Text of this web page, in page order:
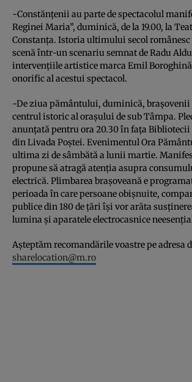
-Constănţenii au parte de spectacolul
Reginei Maria”, duminică, de la 19.00, la
Constanţa. Istoria ultimului secol românesc
scenă într-un scenariu semnat de Radu
intervenţiile artistice marca Emil
onorific al acestui spectacol.
-De ziua pământului, duminică, braşovenii
centrul istoric al oraşului de sub Tâmpa.
anunţată pentru ora 20.30 în faţa Bibliotecii
din Livada Poştei. Evenimentul Ora
ultima zi de sâmbătă a lunii martie.
propune să atragă atenţia asupra
electrică. Plimbarea braşoveană e
perioada în care persoane obişnuite,
publice din 180 de ţări îşi vor arăta
lumina şi aparatele electrocasnice
Aşteptăm recomandările voastre pe adresa
sharelocation@m.ro